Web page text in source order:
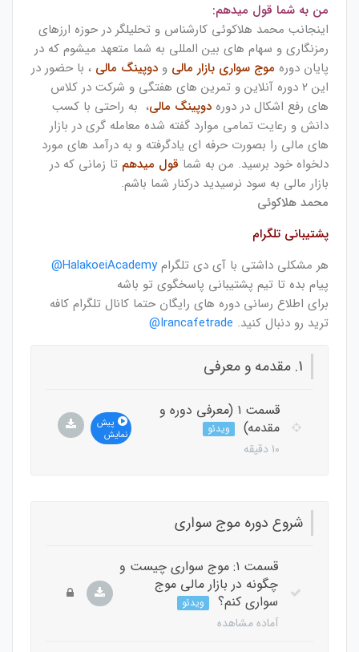
من به شما قول میدهم:
اینجانب محمد هلاکوئی کارشناس و تحلیلگر در حوزه ارزهای
رمزنگاری و سهام های بین المللی به شما متعهد میشوم که در
پایان دوره موج سواری بازار مالی و دوپینگ مالی ، با حضور در
این ۲ دوره آنلاین و تمرین های هفتگی و شرکت در کلاس
های رفع اشکال در دوره دوپینگ مالی، به راحتی با کسب
دانش و رعایت تمامی موارد گفته شده معامله گری در بازار
های مالی را بصورت حرفه ای یادگرفته و به درآمد های مورد
دلخواه خود برسید. من به شما قول میدهم تا زمانی که در
بازار مالی به سود نرسیدید درکنار شما باشم.
محمد هلاکوئی
پشتیبانی تلگرام
هر مشکلی داشتی با آی دی تلگرامHalakoeiAcademy
@
پیام بده تا تیم پشتیبانی پاسخگوی تو باشه
برای اطلاع رسانی دوره های رایگان حتما کانال تلگرام کافه
ترید رو دنبال کنید. Irancafetrade@
1. مقدمه و معرفی
قسمت ۱ (معرفی دوره و
مقدمه)
ویدئو
۱۰ دقیقه
پیش
نمایش
شروع دوره موج سواری
قسمت ۱: موج سواری چیست و
چگونه در بازار مالی موج
سواری کنم؟
ویدئو
آماده مشاهده